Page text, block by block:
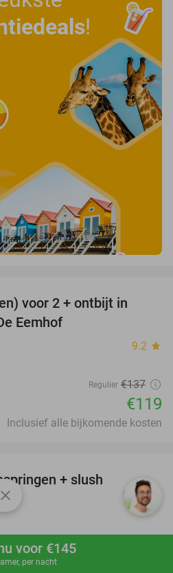
nu
voor €145
per nacht
!
voor 2 + ontbijt in
Eemhof
9.2 star
Regulier €137
€119
Inclusief alle bijkomende kosten
43%
+ slush
9.7star
close